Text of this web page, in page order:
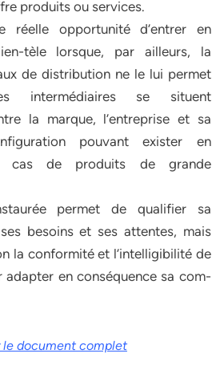
produits ou services.
réelle opportunité d’entrer en
tèle lorsque, par ailleurs, la
de distribution ne le lui permet
se situent
la marque, l’entreprise et sa
pouvant exister en
cas de produits de grande
permet de qualifier sa
besoins et ses attentes, mais
la conformité et l’intelligibilité de
adapter en conséquence sa com-
le document complet